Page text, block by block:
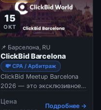
15
ОКТ
📌 Барселона, RU
ClickBid Barcelona
💸 CPA / Арбитраж
ClickBid Meetup Barcelona
2026 — это эксклюзивное
профессионалов в сфере
Цена
Подробнее →